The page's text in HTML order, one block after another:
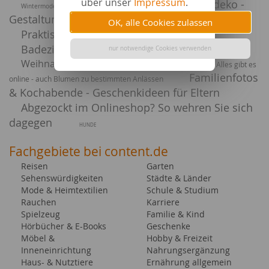
OK, alle Cookies zulassen
nur notwendige Cookies verwenden
Wintermode mit Damen Leggings kombinieren
Herbstdeko -
Gestaltungsideen fürs Wohnzimmer
Praktische Reinigungsgeräte im Alltag
Badezimmer - Duschen stilvoll einbauen
Weihnachtsdekoration selbst basteln
Alles gibt es
online - auch Blumen zu bestimmten Anlässen
Familienfotos
& Kochabende - Geschenkideen für Eltern
Abgezockt im Onlineshop? So wehren Sie sich
dagegen
HUNDE
Fachgebiete bei content.de
Reisen
Sehenswürdigkeiten
Mode & Heimtextilien
Rauchen
Spielzeug
Hörbücher & E-Books
Möbel &
Inneneinrichtung
Haus- & Nutztiere
Garten
Städte & Länder
Schule & Studium
Karriere
Familie & Kind
Geschenke
Hobby & Freizeit
Nahrungsergänzung
Ernährung allgemein